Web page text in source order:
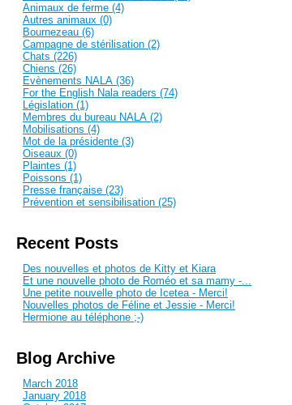
Animaux de ferme (4)
Autres animaux (0)
Bournezeau (6)
Campagne de stérilisation (2)
Chats (226)
Chiens (26)
Evènements NALA (36)
For the English Nala readers (74)
Législation (1)
Membres du bureau NALA (2)
Mobilisations (4)
Mot de la présidente (3)
Oiseaux (0)
Plaintes (1)
Poissons (1)
Presse française (23)
Prévention et sensibilisation (25)
Recent Posts
Des nouvelles et photos de Kitty et Kiara
Et une nouvelle photo de Roméo et sa mamy -...
Une petite nouvelle photo de Icetea - Merci!
Nouvelles photos de Féline et Jessie - Merci!
Hermione au téléphone ;-)
Blog Archive
March 2018
January 2018